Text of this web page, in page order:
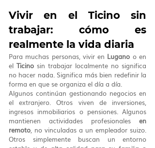
Vivir en el Ticino sin
trabajar: cómo es
realmente la vida diaria
Para muchas personas, vivir en Lugano o en
el Ticino sin trabajar localmente no significa
no hacer nada. Significa más bien redefinir la
forma en que se organiza el día a día.
Algunos continúan gestionando negocios en
el extranjero. Otros viven de inversiones,
ingresos inmobiliarios o pensiones. Algunos
mantienen actividades profesionales en
remoto, no vinculadas a un empleador suizo.
Otros simplemente buscan un entorno